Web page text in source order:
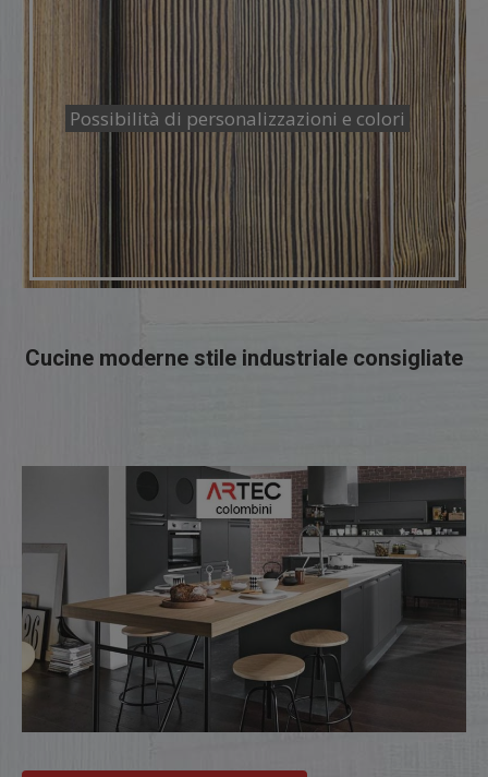
Possibilità di personalizzazioni e colori
Cucine moderne stile industriale consigliate